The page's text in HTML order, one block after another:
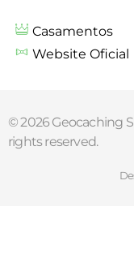
Casamentos
Website Oficial
© 2026 Geocaching
rights reserved.